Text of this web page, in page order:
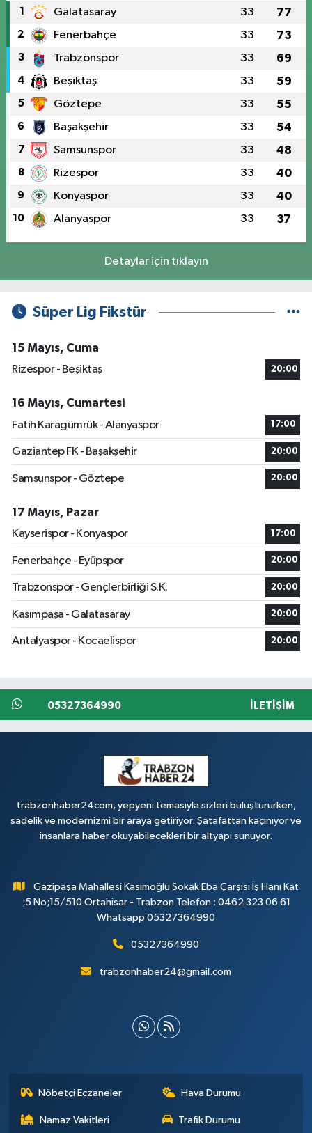
1 Galatasaray 33 77
2 Fenerbahçe 33 73
3 Trabzonspor 33 69
4 Beşiktaş 33 59
5 Göztepe 33 55
6 Başakşehir 33 54
7 Samsunspor 33 48
8 Rizespor 33 40
9 Konyaspor 33 40
10 Alanyaspor 33 37
Detaylar için tıklayın
Süper Lig Fikstür
15 Mayıs, Cuma
Rizespor - Beşiktaş
20:00
16 Mayıs, Cumartesi
Fatih Karagümrük - Alanyaspor
17:00
Gaziantep FK - Başakşehir 20:00
Samsunspor - Göztepe 20:00
17 Mayıs, Pazar
Kayserispor - Konyaspor
17:00
Fenerbahçe - Eyüpspor 20:00
Trabzonspor - Gençlerbirliği S.K. 20:00
Kasımpaşa - Galatasaray 20:00
Antalyaspor - Kocaelispor 20:00
05327364990 İLETIŞIM
trabzonhaber24com, yepyeni temasıyla sizleri buluştururken,
sadelik ve modernizmi bir araya getiriyor. Şatafattan kaçınıyor ve
insanlara haber okuyabilecekleri bir altyapı sunuyor.
Gazipaşa Mahallesi Kasımoğlu Sokak Eba Çarşısı İş Hanı Kat
;5 No;15/510 Ortahisar - Trabzon Telefon : 0462 323 06 61
Whatsapp 05327364990
05327364990
trabzonhaber24@gmail.com
Nöbetçi Eczaneler Hava Durumu
Namaz Vakitleri Trafik Durumu